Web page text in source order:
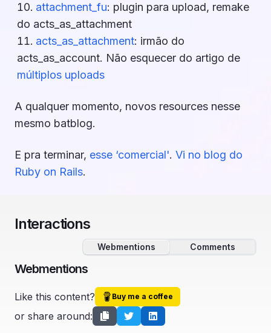
attachment_fu: plugin para upload, remake
do acts_as_attachment
acts_as_attachment: irmão do
acts_as_account. Não esquecer do artigo de
múltiplos uploads
A qualquer momento, novos resources nesse
mesmo batblog.
E pra terminar, esse ‘comercial'. Vi no blog do
Ruby on Rails.
Interactions
Webmentions Comments
Webmentions
Like this content? Buy me a coffee
or share around: